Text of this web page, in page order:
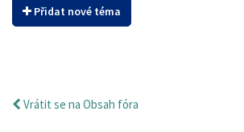
Přidat nové téma
Vrátit se na Obsah fóra